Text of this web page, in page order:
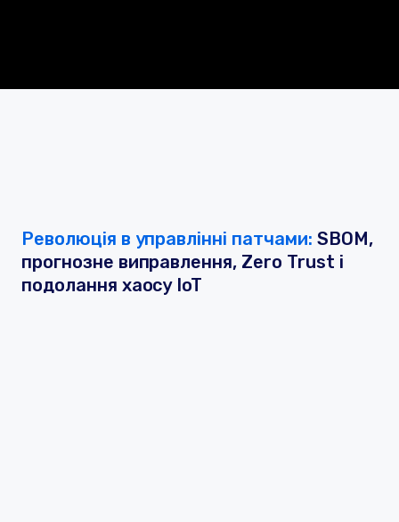
Революція в управлінні патчами: SBOM,
прогнозне виправлення, Zero Trust і
подолання хаосу IoT